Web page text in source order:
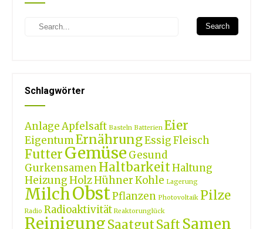
Search
Schlagwörter
AnlageApfelsaft Basteln Batterien Eier
EigentumErnährungEssigFleisch
FutterGemüseGesund
GurkensamenHaltbarkeitHaltung
HeizungHolzHühnerKohle Lagerung
MilchObstPflanzen Photovoltaik Pilze
Radio Radioaktivität Reaktorunglück
ReinigungSaatgutSaftSamen